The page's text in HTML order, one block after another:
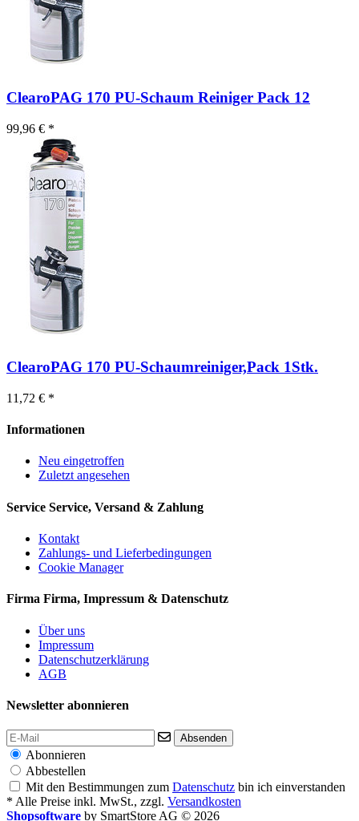
ClearoPAG 170 PU-Schaum Reiniger Pack 12
99,96 € *
ClearoPAG 170 PU-Schaumreiniger,Pack 1Stk.
11,72 € *
Informationen
Neu eingetroffen
Zuletzt angesehen
Service Service, Versand & Zahlung
Kontakt
Zahlungs- und Lieferbedingungen
Cookie Manager
Firma Firma, Impressum & Datenschutz
Über uns
Impressum
Datenschutzerklärung
AGB
Newsletter abonnieren
Absenden
Abonnieren
Abbestellen
Mit den Bestimmungen zum Datenschutz bin ich einverstanden
* Alle Preise inkl. MwSt., zzgl. Versandkosten
Shopsoftware by SmartStore AG © 2026